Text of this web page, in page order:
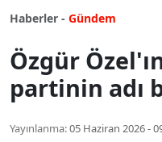
Haberler - Gündem
Özgür
partinin adı
Yayınlanma:05 Haziran 2026 -